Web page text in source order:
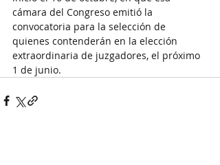
cámara del Congreso emitió la
convocatoria para la selección de
quienes contenderán en la elección
extraordinaria de juzgadores, el próximo
1 de junio.